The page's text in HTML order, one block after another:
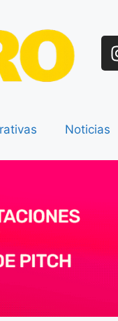
Noticias